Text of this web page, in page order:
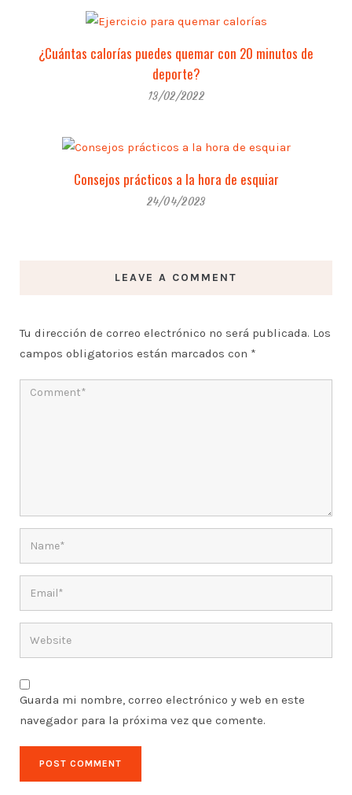
¿Cuántas calorías puedes quemar con 20 minutos de
deporte?
13/02/2022
Consejos prácticos a la hora de esquiar
24/04/2023
LEAVE A COMMENT
Tu dirección de correo electrónico no será publicada. Los
campos obligatorios están marcados con *
Guarda mi nombre, correo electrónico y web en este
navegador para la próxima vez que comente.